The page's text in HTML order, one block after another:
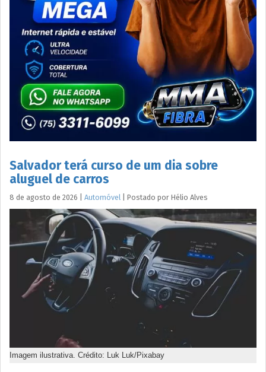
Salvador terá curso de um dia sobre
aluguel de carros
8 de agosto de 2026 Automóvel Postado por Hélio Alves
Imagem ilustrativa. Crédito: Luk Luk/Pixabay